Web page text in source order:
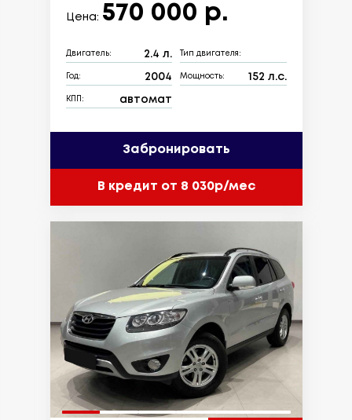
Цена: 570 000 р.
Двигатель: 2.4 л. Тип двигателя:
Год: 2004 Мощность: 152 л.с.
КПП: автомат
Забронировать
В кредит от 8 030р/мес